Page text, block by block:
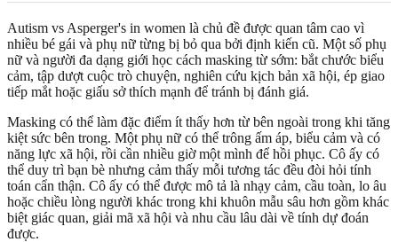
Autism vs Asperger's in women là chủ đề được quan tâm cao vì
nhiều bé gái và phụ nữ từng bị bỏ qua bởi định kiến cũ. Một số phụ
nữ và người đa dạng giới học cách masking từ sớm: bắt chước biểu
cảm, tập dượt cuộc trò chuyện, nghiên cứu kịch bản xã hội, ép giao
tiếp mắt hoặc giấu sở thích mạnh để tránh bị đánh giá.
Masking có thể làm đặc điểm ít thấy hơn từ bên ngoài trong khi tăng
kiệt sức bên trong. Một phụ nữ có thể trông ấm áp, biểu cảm và có
năng lực xã hội, rồi cần nhiều giờ một mình để hồi phục. Cô ấy có
thể duy trì bạn bè nhưng cảm thấy mỗi tương tác đều đòi hỏi tính
toán cẩn thận. Cô ấy có thể được mô tả là nhạy cảm, cầu toàn, lo âu
hoặc chiều lòng người khác trong khi khuôn mẫu sâu hơn gồm khác
biệt giác quan, giải mã xã hội và nhu cầu lâu dài về tính dự đoán
được.